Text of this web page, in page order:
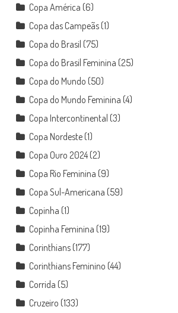
Copa América (6)
Copa das Campeãs(1)
Copa do Brasil (75)
Copa do Brasil Feminina (25)
Copa do Mundo (50)
Copa do Mundo Feminina (4)
Copa Intercontinental (3)
Copa Nordeste(1)
Copa Ouro 2024(2)
Copa Rio Feminina (9)
Copa Sul-Americana (59)
Copinha (1)
Copinha Feminina (19)
Corinthians(177)
Corinthians Feminino (44)
Corrida (5)
Cruzeiro (133)